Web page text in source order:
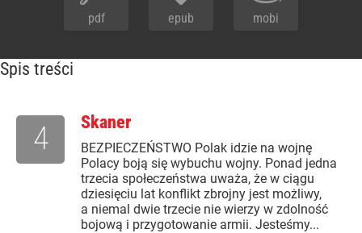
pdf epub mobi
Spis treści
Skaner
BEZPIECZEŃSTWO Polak idzie na wojnę
Polacy boją się wybuchu wojny. Ponad jedna
trzecia społeczeństwa uważa, że w ciągu
dziesięciu lat konflikt zbrojny jest możliwy,
a niemal dwie trzecie nie wierzy w zdolność
bojową i przygotowanie armii. Jesteśmy...
4